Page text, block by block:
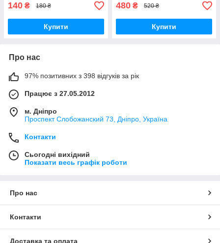
140 ₴ 180 ₴
Купити
480 ₴ 520 ₴
Купити
Про нас
97% позитивних з 398 відгуків за рік
Працює з 27.05.2012
м. Дніпро
Проспект Слобожанский 73, Дніпро, Україна
Контакти
Сьогодні вихідний
Показати весь графік роботи
Про нас
Контакти
Доставка та оплата